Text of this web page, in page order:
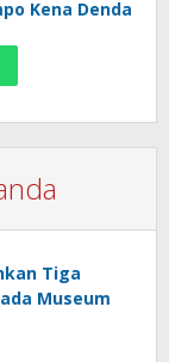
Kena Denda
Tiga
Museum